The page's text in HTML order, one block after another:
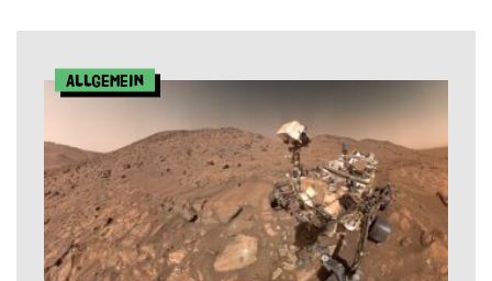
Allgemein